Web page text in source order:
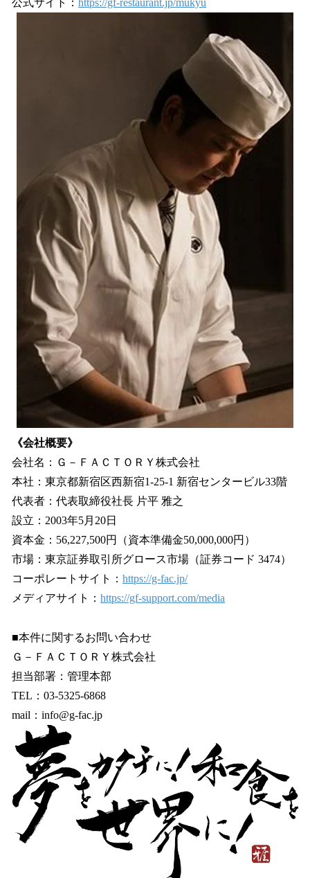
公式サイト： https://gf-restaurant.jp/mukyu
《会社概要》
会社名：Ｇ－ＦＡＣＴＯＲＹ株式会社
本社：東京都新宿区西新宿1-25-1 新宿センタービル33階
代表者：代表取締役社長 片平 雅之
設立：2003年5月20日
資本金：56,227,500円（資本準備金50,000,000円）
市場：東京証券取引所グロース市場（証券コード 3474）
コーポレートサイト： https://g-fac.jp/
メディアサイト： https://gf-support.com/media
■本件に関するお問い合わせ
Ｇ－ＦＡＣＴＯＲＹ株式会社
担当部署：管理本部
TEL：03-5325-6868
mail：info@g-fac.jp